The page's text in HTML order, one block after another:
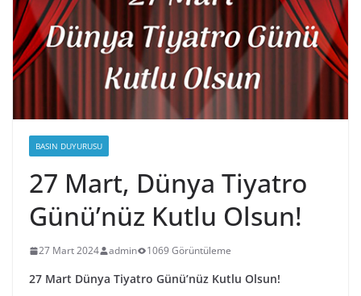
BASIN DUYURUSU
27 Mart, Dünya Tiyatro
Günü’nüz Kutlu Olsun!
27 Mart 2024 admin 1069 Görüntüleme
27 Mart Dünya Tiyatro Günü’nüz Kutlu Olsun!